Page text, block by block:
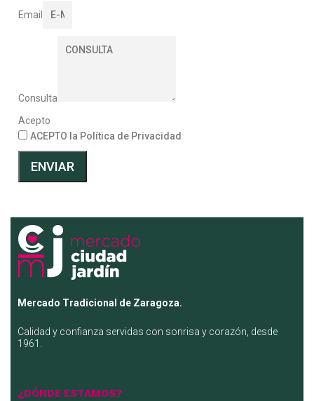
Email
Consulta
Acepto
ACEPTO la Política de Privacidad
ENVIAR
Mercado Tradicional de Zaragoza.
Calidad y confianza servidas con sonrisa y corazón, desde
1961.
¿DÓNDE ESTAMOS?